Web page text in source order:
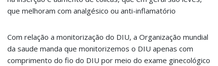
que melhoram com analgésico ou anti-inflamatório
Com relação a monitorização do DIU, a Organização mundial
da saude manda que monitorizemos o DIU apenas com
comprimento do fio do DIU por meio do exame ginecológico